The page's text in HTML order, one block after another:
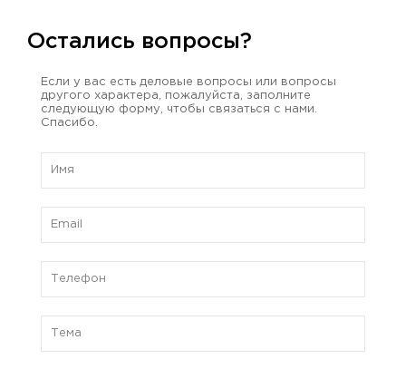
Остались вопросы?
Если у вас есть деловые вопросы или вопросы
другого характера, пожалуйста, заполните
следующую форму, чтобы связаться с нами.
Спасибо.